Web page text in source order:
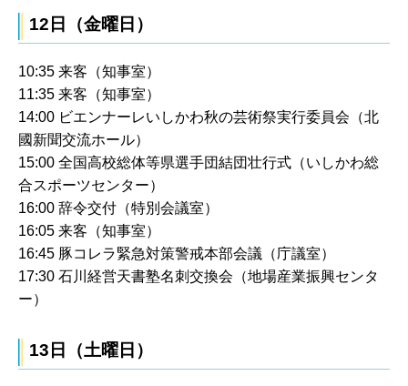
12日（金曜日）
10:35 来客（知事室）
11:35 来客（知事室）
14:00 ビエンナーレいしかわ秋の芸術祭実行委員会（北
國新聞交流ホール）
15:00 全国高校総体等県選手団結団壮行式（いしかわ総
合スポーツセンター）
16:00 辞令交付（特別会議室）
16:05 来客（知事室）
16:45 豚コレラ緊急対策警戒本部会議（庁議室）
17:30 石川経営天書塾名刺交換会（地場産業振興センタ
ー）
13日（土曜日）